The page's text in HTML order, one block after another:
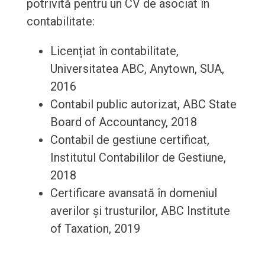
potrivită pentru un CV de asociat în
contabilitate:
Licențiat în contabilitate,
Universitatea ABC, Anytown, SUA,
2016
Contabil public autorizat, ABC State
Board of Accountancy, 2018
Contabil de gestiune certificat,
Institutul Contabililor de Gestiune,
2018
Certificare avansată în domeniul
averilor și trusturilor, ABC Institute
of Taxation, 2019